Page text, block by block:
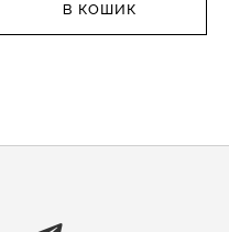
В КОШИК